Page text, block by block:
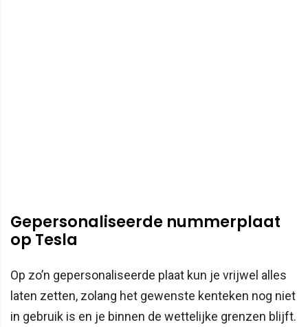
Gepersonaliseerde nummerplaat
op Tesla
Op zo’n gepersonaliseerde plaat kun je vrijwel alles
laten zetten, zolang het gewenste kenteken nog niet
in gebruik is en je binnen de wettelijke grenzen blijft.